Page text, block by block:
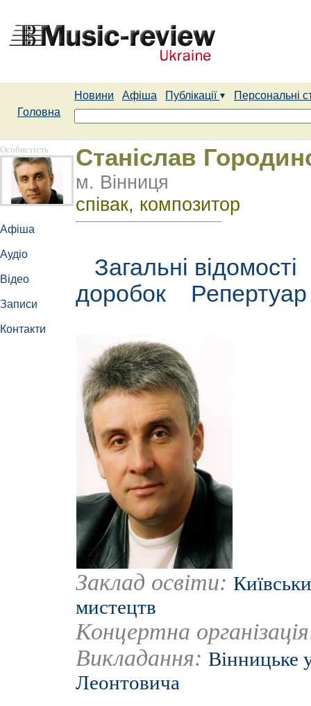
Новини Афіша Публікації
Персональні
Головна
Особистість
Афіша
Аудіо
Відео
Записи
Контакти
Станіслав
м. Вінниця
співак, композитор
Загальні відомості
доробок
Заклад освіти:
мистецтв
Концертна
Викладання: Вінницьке
Леонтовича